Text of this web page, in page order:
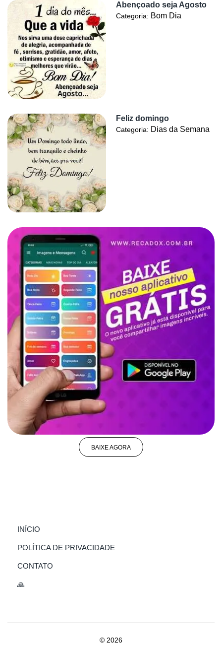
Abençoado seja Agosto
Categoria: Bom Dia
Feliz domingo
Categoria: Dias da Semana
BAIXE AGORA
INÍCIO
POLÍTICA DE PRIVACIDADE
CONTATO
🙏
© 2026